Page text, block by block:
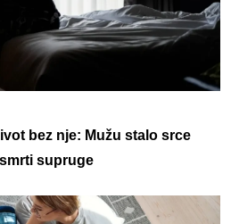
bez nje: Mužu stalo srce
supruge